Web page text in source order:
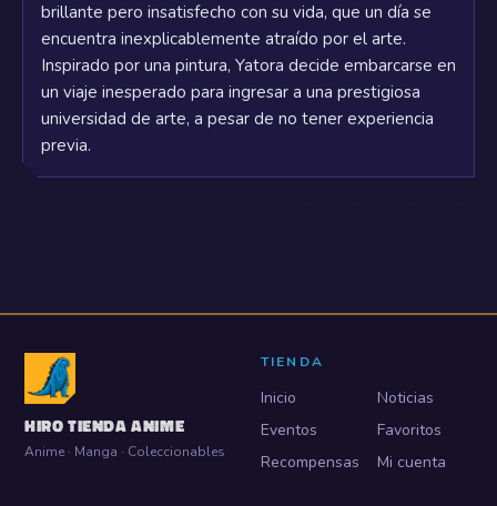
brillante pero insatisfecho con su vida, que un día se
encuentra inexplicablemente atraído por el arte.
Inspirado por una pintura, Yatora decide embarcarse en
un viaje inesperado para ingresar a una prestigiosa
universidad de arte, a pesar de no tener experiencia
previa.
HIRO TIENDA ANIME
Anime · Manga · Coleccionables
TIENDA
Inicio
Noticias
Eventos
Favoritos
Recompensas
Mi cuenta